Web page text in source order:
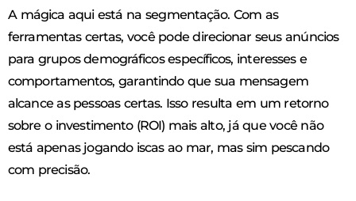
A mágica aqui está na segmentação. Com as
ferramentas certas, você pode direcionar seus anúncios
para grupos demográficos específicos, interesses e
comportamentos, garantindo que sua mensagem
alcance as pessoas certas. Isso resulta em um retorno
sobre o investimento (ROI) mais alto, já que você não
está apenas jogando iscas ao mar, mas sim pescando
com precisão.